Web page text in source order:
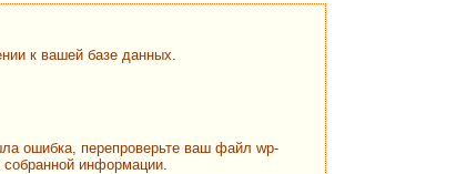
к вашей базе данных.
ошибка, перепроверьте ваш файл wp-
информации.